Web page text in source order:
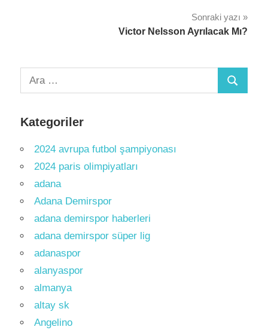
Sonraki yazı
Victor Nelsson Ayrılacak Mı?
Arama:
Ara
Kategoriler
2024 avrupa futbol şampiyonası
2024 paris olimpiyatları
adana
Adana Demirspor
adana demirspor haberleri
adana demirspor süper lig
adanaspor
alanyaspor
almanya
altay sk
Angelino